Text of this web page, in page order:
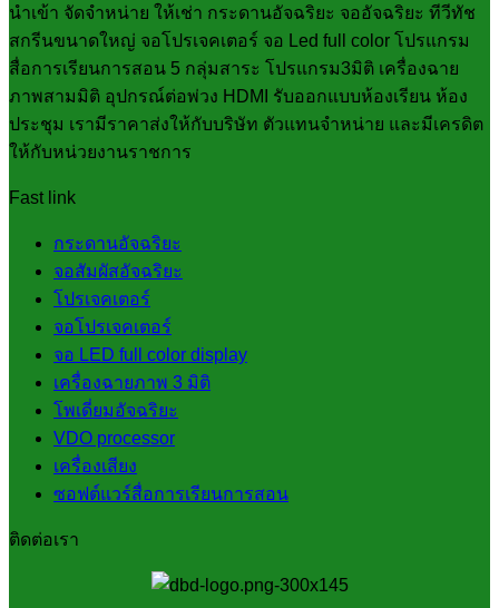
นำเข้า จัดจำหน่าย ให้เช่า กระดานอัจฉริยะ จออัจฉริยะ ทีวีทัช
สกรีนขนาดใหญ่ จอโปรเจคเตอร์ จอ Led full color โปรแกรม
สื่อการเรียนการสอน 5 กลุ่มสาระ โปรแกรม3มิติ เครื่องฉาย
ภาพสามมิติ อุปกรณ์ต่อพ่วง HDMI รับออกแบบห้องเรียน ห้อง
ประชุม เรามีราคาส่งให้กับบริษัท ตัวแทนจำหน่าย และมีเครดิต
ให้กับหน่วยงานราชการ
Fast link
กระดานอัจฉริยะ
จอสัมผัสอัจฉริยะ
โปรเจคเตอร์
จอโปรเจคเตอร์
จอ LED full color display
เครื่องฉายภาพ 3 มิติ
โพเดี่ยมอัจฉริยะ
VDO processor
เครื่องเสียง
ซอฟต์แวร์สื่อการเรียนการสอน
ติดต่อเรา